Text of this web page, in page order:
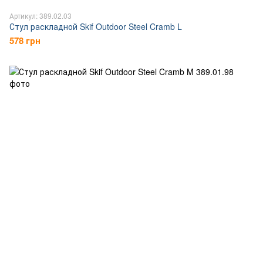
Артикул: 389.02.03
Стул раскладной Skif Outdoor Steel Cramb L
578 грн